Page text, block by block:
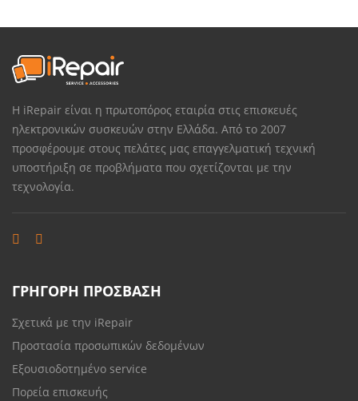
Η iRepair είναι η πρωτοπόρος εταιρία στις επισκευές
ηλεκτρονικών συσκευών στην Ελλάδα. Από το 2007
προσφέρουμε στους πελάτες μας επαγγελματική τεχνική
υποστήριξη σε προβλήματα που σχετίζονται με την
τεχνολογία.
ΓΡΗΓΟΡΗ ΠΡΟΣΒΑΣΗ
Σχετικά με την iRepair
Προστασία προσωπικών δεδομένων
Εξουσιοδοτημένο service
Πορεία επισκευής